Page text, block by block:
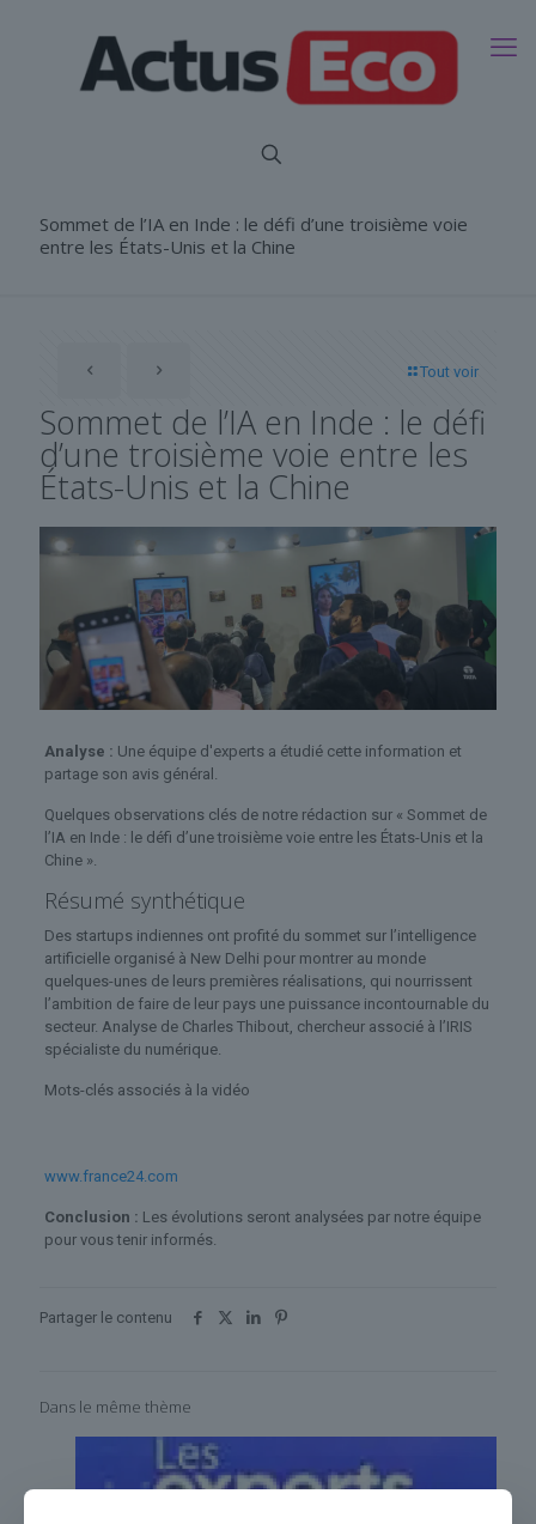
Sommet de l’IA en Inde : le défi d’une troisième voie
entre les États-Unis et la Chine
Tout voir
Sommet de l’IA en Inde : le défi
d’une troisième voie entre les
États-Unis et la Chine
Analyse : Une équipe d'experts a étudié cette information et
partage son avis général.
Quelques observations clés de notre rédaction sur « Sommet de
l’IA en Inde : le défi d’une troisième voie entre les États-Unis et la
Chine ».
Résumé synthétique
Des startups indiennes ont profité du sommet sur l’intelligence
artificielle organisé à New Delhi pour montrer au monde
quelques-unes de leurs premières réalisations, qui nourrissent
l’ambition de faire de leur pays une puissance incontournable du
secteur. Analyse de Charles Thibout, chercheur associé à l’IRIS
spécialiste du numérique.
Mots-clés associés à la vidéo
www.france24.com
Conclusion : Les évolutions seront analysées par notre équipe
pour vous tenir informés.
Partager le contenu
Dans le même thème